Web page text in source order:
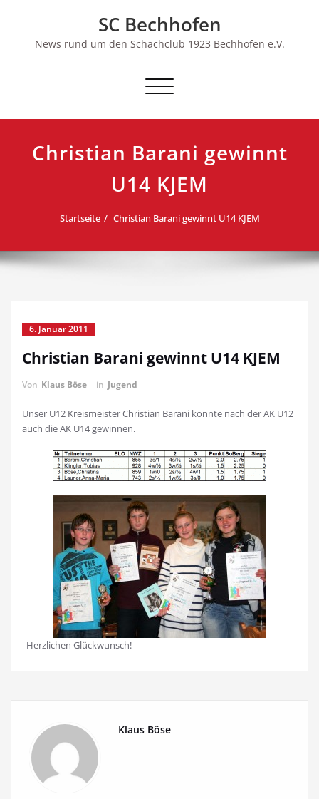
SC Bechhofen
News rund um den Schachclub 1923 Bechhofen e.V.
Schalte
Christian Barani gewinnt
U14 KJEM
Startseite Christian Barani gewinnt U14 KJEM
6. Januar 2011
Christian Barani gewinnt U14 KJEM
Von Klaus Böse in Jugend
Unser U12 Kreismeister Christian Barani konnte nach der AK U12
auch die AK U14 gewinnen.
Herzlichen Glückwunsch!
Klaus Böse